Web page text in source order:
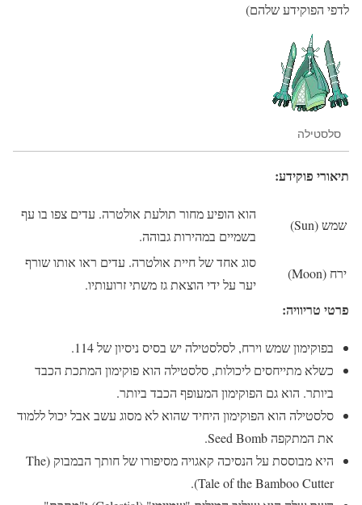
לדפי הפוקידע שלהם)
סלסטילה
תיאורי פוקידע:
שמש (Sun)
הוא הופיע מחור תולעת אולטרה. עדים צפו בו עף
בשמיים במהירות גבוהה.
ירח (Moon)
סוג אחד של חיית אולטרה. עדים ראו אותו שורף
יער על ידי הוצאת גז משתי זרועותיו.
פרטי טריוויה:
בפוקימון שמש וירח, לסלסטילה יש בסיס ניסיון של 114.
כשלא מתייחסים ליכולות, סלסטילה הוא פוקימון המתכת הכבד
ביותר. הוא גם הפוקימון המעופף הכבד ביותר.
סלסטילה הוא הפוקימון היחיד שהוא לא מסוג עשב אבל יכול ללמוד
את המתקפה Seed Bomb.
היא מבוססת על הנסיכה קאגויה מסיפורו של חותך הבמבוק (The
Tale of the Bamboo Cutter).